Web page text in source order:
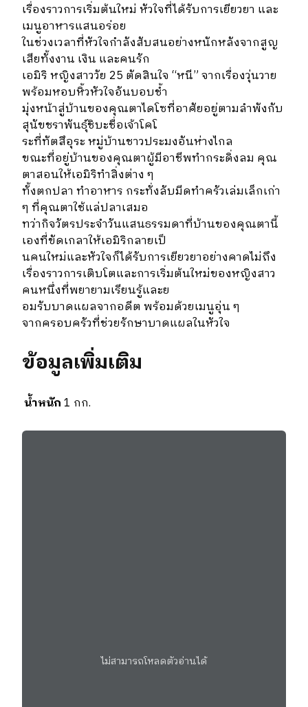
เรื่องราวการเริ่มต้นใหม่ หัวใจที่ได้รับการเยียวยา และ
เมนูอาหารแสนอร่อย
ในช่วงเวลาที่หัวใจกำลังสับสนอย่างหนักหลังจากสูญ
เสียทั้งงาน เงิน และคนรัก
เอมิริ หญิงสาววัย 25 ตัดสินใจ “หนี” จากเรื่องวุ่นวาย
พร้อมหอบหิ้วหัวใจอันบอบช้ำ
มุ่งหน้าสู่บ้านของคุณตาไดโซที่อาศัยอยู่ตามลำพังกับ
สุนัขชราพันธุ์ชิบะชื่อเจ้าโคโ
ระที่ทัตสึอุระ หมู่บ้านชาวประมงอันห่างไกล
ขณะที่อยู่บ้านของคุณตาผู้มีอาชีพทำกระดิ่งลม คุณ
ตาสอนให้เอมิริทำสิ่งต่าง ๆ
ทั้งตกปลา ทำอาหาร กระทั่งลับมีดทำครัวเล่มเล็กเก่า
ๆ ที่คุณตาใช้แล่ปลาเสมอ
ทว่ากิจวัตรประจำวันแสนธรรมดาที่บ้านของคุณตานี้
เองที่ขัดเกลาให้เอมิริกลายเป็
นคนใหม่และหัวใจก็ได้รับการเยียวยาอย่างคาดไม่ถึง
เรื่องราวการเติบโตและการเริ่มต้นใหม่ของหญิงสาว
คนหนึ่งที่พยายามเรียนรู้และย
อมรับบาดแผลจากอดีต พร้อมด้วยเมนูอุ่น ๆ
จากครอบครัวที่ช่วยรักษาบาดแผลในหัวใจ
ข้อมูลเพิ่มเติม
น้ำหนัก1 กก.
ไม่สามารถโหลดตัวอ่านได้